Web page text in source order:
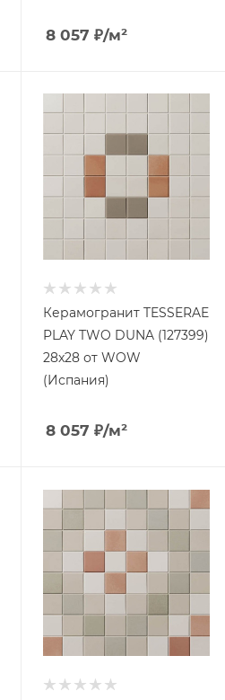
8 057 ₽/м²
Керамогранит TESSERAE
PLAY TWO DUNA (127399)
28x28 от WOW
(Испания)
8 057 ₽/м²